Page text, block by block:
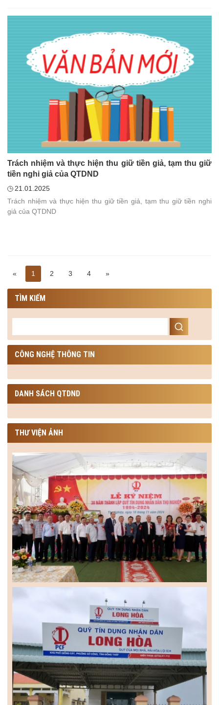
Trách nhiệm và thực hiện thu giữ tiền giả, tạm thu giữ
tiền nghi giả của QTDND
21.01.2025
Trách nhiệm và thực hiện thu giữ tiền giả, tạm thu giữ tiền nghi
giả của QTDND
« 1 2 3 4 »
TÌM KIẾM
CÔNG NGHỆ THÔNG TIN
DANH SÁCH QTDND
THƯ VIỆN ẢNH